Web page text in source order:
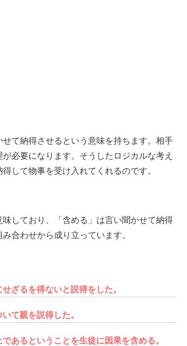
て納得させるという意味を持ちます。相手
必要になります。そうしたロジカルな考え
して物事を受け入れてくれるのです。
しており、「含める」は言い聞かせて納得
合わせから成り立っています。
ざるを得ないと説得をした。
て親を説得した。
あるということを生徒に因果を含める。